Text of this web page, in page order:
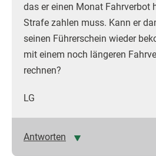
das er einen Monat Fahrverbot
Strafe zahlen muss. Kann er
seinen Führerschein wieder
mit einem noch längeren
rechnen?
LG
Antworten